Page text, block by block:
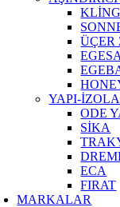
ÜÇER
YAPI-
ODE
SİKA
ECA
FIRAT
MARKALAR